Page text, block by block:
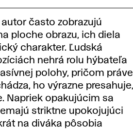
často zobrazujú
ploche obrazu, ich diela
charakter. Ľudská
nehrá rolu hýbateľa
polohy, pričom práve
ho výrazne presahuje,
Napriek opakujúcim sa
striktne upokojujúci
na diváka pôsobia